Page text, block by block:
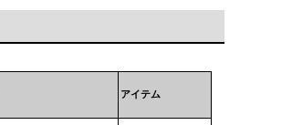
アイテム